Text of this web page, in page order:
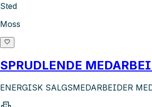
Sted
Moss
SPRUDLENDE
ENERGISK SALGSMEDARBEIDER